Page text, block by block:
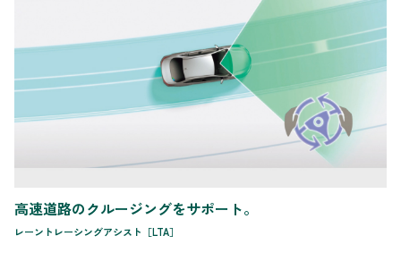
高速道路のクルージングをサポート。
レーントレーシングアシスト［LTA］